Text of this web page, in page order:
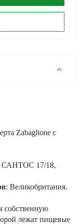
Zabaglione с
17/18,
: Великобритания.
собственную
лежат пищевые